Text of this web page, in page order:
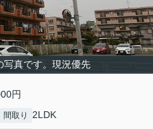
写真です。現況優先
円
間取り 2LDK